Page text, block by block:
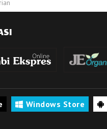
Windows Store